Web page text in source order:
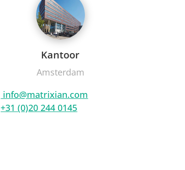
Kantoor
Amsterdam
info@matrixian.com
+31 (0)20 244 0145